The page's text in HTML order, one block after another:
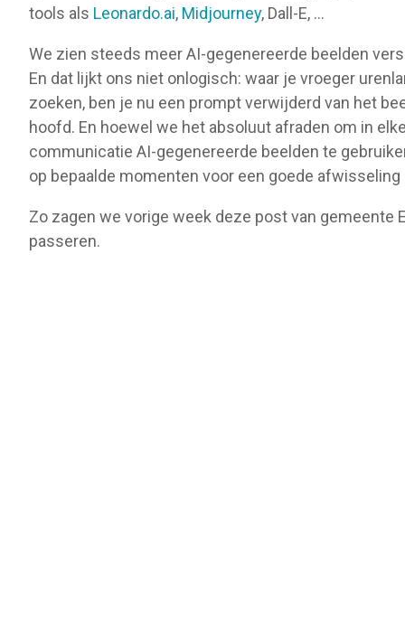
tools als Leonardo.ai, Midjourney, Dall-E, …
We zien steeds meer AI-gegenereerde beelden
En dat lijkt ons niet onlogisch: waar je vroeger
zoeken, ben je nu een prompt verwijderd van het
hoofd. En hoewel we het absoluut afraden om in
communicatie AI-gegenereerde beelden te
op bepaalde momenten voor een goede afwisseling
Zo zagen we vorige week deze post van gemeente
passeren.